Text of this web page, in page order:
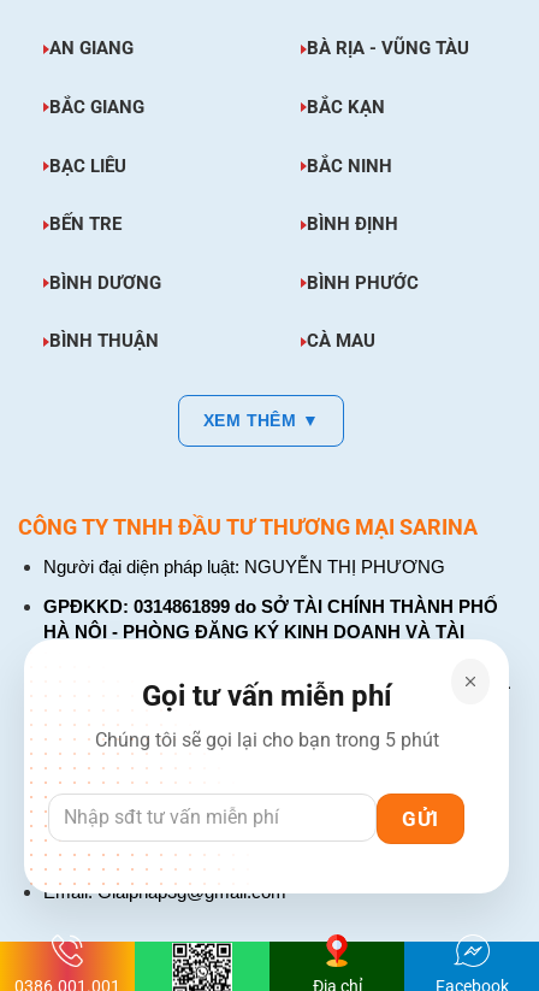
AN GIANG BÀ RỊA - VŨNG TÀU
BẮC GIANG BẮC KẠN
BẠC LIÊU BẮC NINH
BẾN TRE BÌNH ĐỊNH
BÌNH DƯƠNG BÌNH PHƯỚC
BÌNH THUẬN CÀ MAU
XEM THÊM ▼
CÔNG TY TNHH ĐẦU TƯ THƯƠNG MẠI SARINA
Người đại diện pháp luật: NGUYỄN THỊ PHƯƠNG
GPĐKKD: 0314861899 do SỞ TÀI CHÍNH THÀNH PHỐ
HÀ NỘI - PHÒNG ĐĂNG KÝ KINH DOANH VÀ TÀI
CHÍNH DOANH NGHIỆP cấp. Đăng ký lần đầu: ngày 26
tháng 01 năm 2018. Đăng ký thay đổi lần thứ: 4, ngày 31
tháng 03 năm 2026
226 Đường Láng, Đống Đa, Hà Nội
137 Đường Hòa Hưng, Phường 12, Quận 10, TP. Hồ Chí
Minh
Hotline: 1900 2106 - 0386 001 001
Email:Giaiphap3g@gmail.com
Gọi tư vấn miễn phí
Chúng tôi sẽ gọi lại cho bạn trong 5 phút
0386.001.001 Địa chỉ Facebook